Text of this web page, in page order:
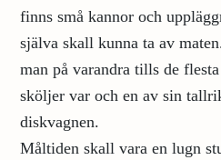
finns små kannor och
själva skall kunna ta av
man på varandra tills de
sköljer var och en av sin
diskvagnen.
Måltiden skall vara en lugn